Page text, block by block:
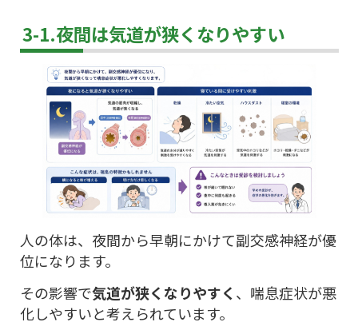
3-1.夜間は気道が狭くなりやすい
人の体は、夜間から早朝にかけて副交感神経が優
位になります。
その影響で気道が狭くなりやすく、喘息症状が悪
化しやすいと考えられています。